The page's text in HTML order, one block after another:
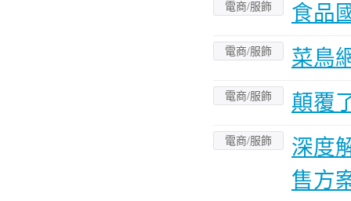
電商/服飾 食品
電商/服飾 菜鳥
電商/服飾 顛覆
電商/服飾
深度
售方